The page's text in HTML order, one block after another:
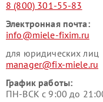
8 (800) 301-55-83
Электронная почта:
info@miele-fixim.ru
для юридических лиц
manager@fix-miele.ru
График работы:
ПН-ВСК с 9:00 до